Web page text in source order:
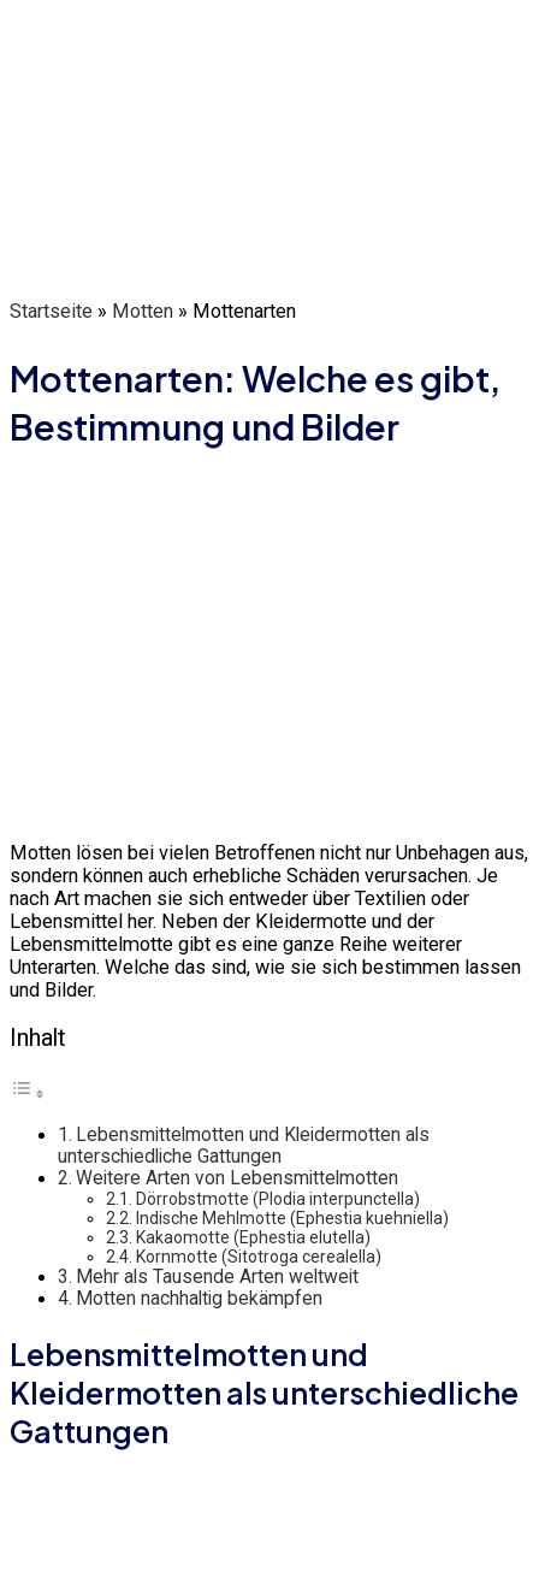
Startseite » Motten » Mottenarten
Mottenarten: Welche es gibt,
Bestimmung und Bilder
Motten lösen bei vielen Betroffenen nicht nur Unbehagen aus,
sondern können auch erhebliche Schäden verursachen. Je
nach Art machen sie sich entweder über Textilien oder
Lebensmittel her. Neben der Kleidermotte und der
Lebensmittelmotte gibt es eine ganze Reihe weiterer
Unterarten. Welche das sind, wie sie sich bestimmen lassen
und Bilder.
Inhalt
Lebensmittelmotten und Kleidermotten als
unterschiedliche Gattungen
Weitere Arten von Lebensmittelmotten
Dörrobstmotte (Plodia interpunctella)
Indische Mehlmotte (Ephestia kuehniella)
Kakaomotte (Ephestia elutella)
Kornmotte (Sitotroga cerealella)
Mehr als Tausende Arten weltweit
Motten nachhaltig bekämpfen
Lebensmittelmotten und
Kleidermotten als unterschiedliche
Gattungen